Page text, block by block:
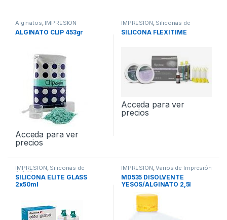
Alginatos IMPRESION
ALGINATO CLIP 453gr
Acceda para ver
precios
IMPRESION Siliconas de
Adición
SILICONA FLEXITIME
Acceda para ver
precios
IMPRESION, Siliconas de
Adición
SILICONA ELITE GLASS
2x50ml
IMPRESION,Varios de Impresión
MD535 DISOLVENTE
YESOS/ALGINATO 2,5l